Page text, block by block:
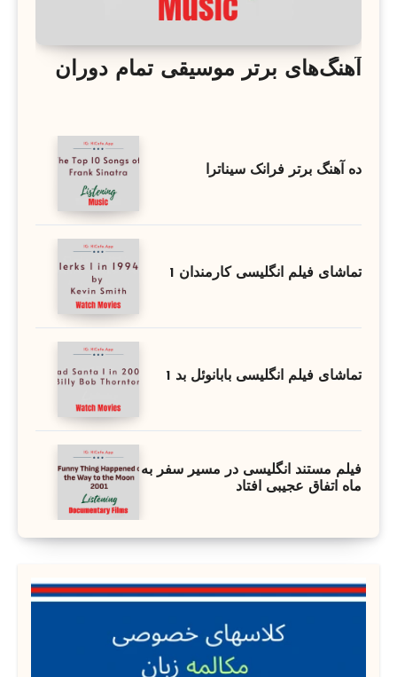
آهنگ‌های برتر موسیقی تمام دوران
ده آهنگ برتر فرانک سیناترا
تماشای فیلم انگلیسی کارمندان 1
تماشای فیلم انگلیسی بابانوئل بد 1
فیلم مستند انگلیسی در مسیر سفر به
ماه اتفاق عجیبی افتاد